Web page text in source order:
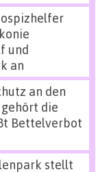
und
an
an den
die
Bettelverbot
stellt